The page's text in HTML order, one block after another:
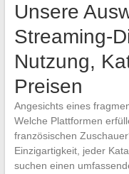
Unsere
Streaming-
Nutzung,
Preisen
Angesichts eines
Welche Plattformen
französischen
Einzigartigkeit, jeder
suchen einen